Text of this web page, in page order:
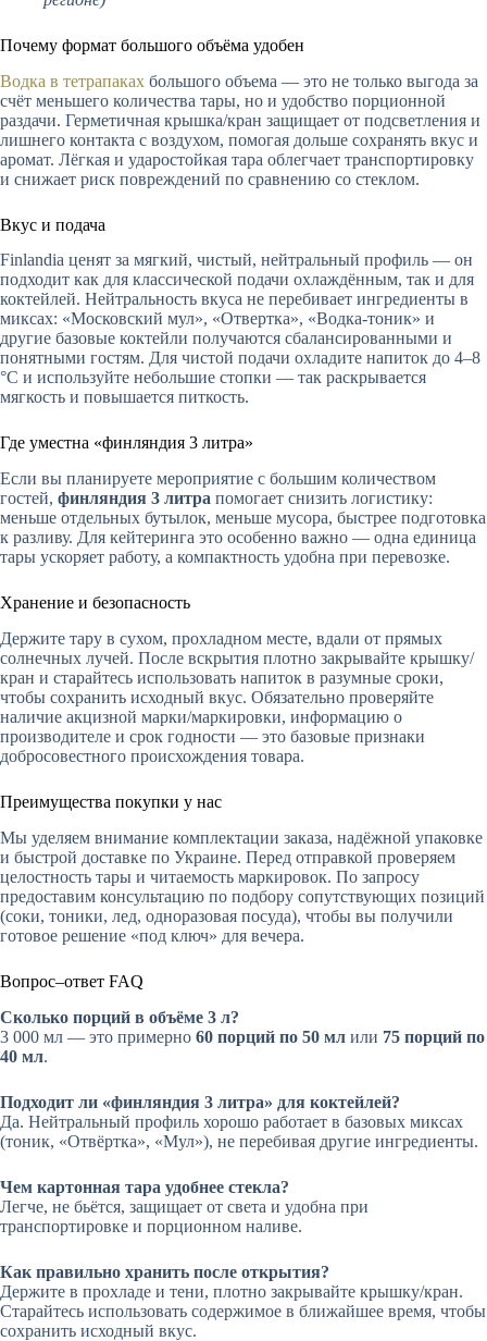
Почему формат большого объёма удобен
Водка в тетрапаках большого объема — это не только выгода за
счёт меньшего количества тары, но и удобство порционной
раздачи. Герметичная крышка/кран защищает от подсветления и
лишнего контакта с воздухом, помогая дольше сохранять вкус и
аромат. Лёгкая и ударостойкая тара облегчает транспортировку
и снижает риск повреждений по сравнению со стеклом.
Вкус и подача
Finlandia ценят за мягкий, чистый, нейтральный профиль — он
подходит как для классической подачи охлаждённым, так и для
коктейлей. Нейтральность вкуса не перебивает ингредиенты в
миксах: «Московский мул», «Отвертка», «Водка-тоник» и
другие базовые коктейли получаются сбалансированными и
понятными гостям. Для чистой подачи охладите напиток до 4–8
°C и используйте небольшие стопки — так раскрывается
мягкость и повышается питкость.
Где уместна «финляндия 3 литра»
Если вы планируете мероприятие с большим количеством
гостей, финляндия 3 литра помогает снизить логистику:
меньше отдельных бутылок, меньше мусора, быстрее подготовка
к разливу. Для кейтеринга это особенно важно — одна единица
тары ускоряет работу, а компактность удобна при перевозке.
Хранение и безопасность
Держите тару в сухом, прохладном месте, вдали от прямых
солнечных лучей. После вскрытия плотно закрывайте крышку/
кран и старайтесь использовать напиток в разумные сроки,
чтобы сохранить исходный вкус. Обязательно проверяйте
наличие акцизной марки/маркировки, информацию о
производителе и срок годности — это базовые признаки
добросовестного происхождения товара.
Преимущества покупки у нас
Мы уделяем внимание комплектации заказа, надёжной упаковке
и быстрой доставке по Украине. Перед отправкой проверяем
целостность тары и читаемость маркировок. По запросу
предоставим консультацию по подбору сопутствующих позиций
(соки, тоники, лед, одноразовая посуда), чтобы вы получили
готовое решение «под ключ» для вечера.
Вопрос–ответ FAQ
Сколько порций в объёме 3 л?
3 000 мл — это примерно 60 порций по 50 мл или 75 порций по
40 мл.
Подходит ли «финляндия 3 литра» для коктейлей?
Да. Нейтральный профиль хорошо работает в базовых миксах
(тоник, «Отвёртка», «Мул»), не перебивая другие ингредиенты.
Чем картонная тара удобнее стекла?
Легче, не бьётся, защищает от света и удобна при
транспортировке и порционном наливе.
Как правильно хранить после открытия?
Держите в прохладе и тени, плотно закрывайте крышку/кран.
Старайтесь использовать содержимое в ближайшее время, чтобы
сохранить исходный вкус.